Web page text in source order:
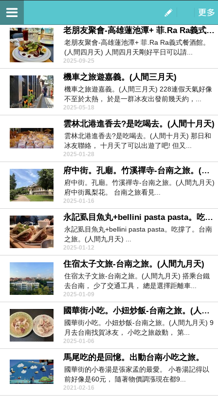
我的
老朋友聚會-高雄蓮池潭+ 菲.Ra Ra義式餐酒館。(人間四月天)
老朋友聚會-高雄蓮池潭+ 菲.Ra Ra義式餐酒館。
(人間四月天) 人間四月天剛好平日可以請...
2025-09-25
機車之旅遊嘉義。(人間三月天)
機車之旅遊嘉義。(人間三月天) 228連假天氣好像
不至於太熱， 於是一群冰友出發前幾天約，...
2025-05-18
雲林北港進香去?是吃喝去。(人間十月天)
雲林北港進香去?是吃喝去。(人間十月天) 那日和
冰友聯絡， 十月天了可以出遊了吧! 但又...
2025-01-28
府中街。孔廟。竹溪禪寺-台南之旅。(人間九月天)
府中街。孔廟。竹溪禪寺-台南之旅。(人間九月天)
府中街鳳梨花。 台南之旅看見...
2025-01-16
永記虱目魚丸+bellini pasta pasta。吃撐了。台南之旅。(人間九月天)
永記虱目魚丸+bellini pasta pasta。吃撐了。台南
之旅。(人間九月天) ...
2025-01-12
住宿太子文旅-台南之旅。(人間九月天)
住宿太子文旅-台南之旅。(人間九月天) 搭乘台鐵
去台南， 少了交通工具， 總是選擇距離車...
2025-01-09
國華街小吃。小妞炒飯-台南之旅。(人間九月天)
國華街小吃。小妞炒飯-台南之旅。(人間九月天) 9
月去台南找賀冰友， 小吃之旅啟動， 第...
2025-01-06
馬尾吃的是回憶。出動台南小吃之旅。
國華街的小卷湯是張家孟的最愛。 小卷湯記得以
前好像是60元， 隨著物價調漲現在都9...
2021-02-16